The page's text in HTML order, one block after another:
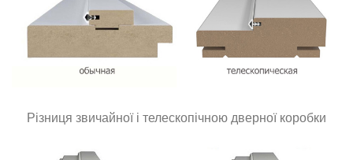
Різниця звичайної і телескопічною дверної коробки